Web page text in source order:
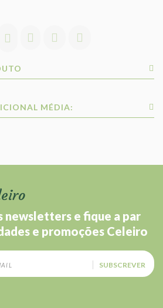
MÉDIA:
newsletters e fique a par
e promoções Celeiro
SUBSCREVER